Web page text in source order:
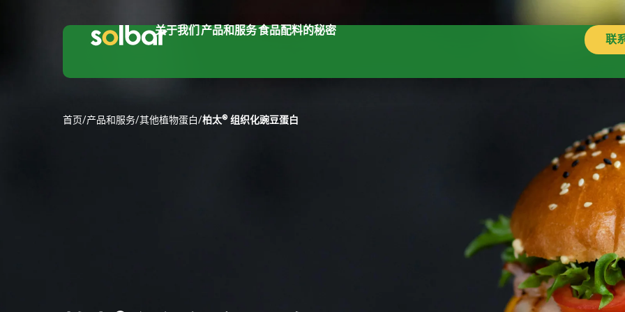
关于我们 产品和服务食品配料的秘密
联
首页/产品和服务/其他植物蛋白/柏太® 组织化豌豆蛋白